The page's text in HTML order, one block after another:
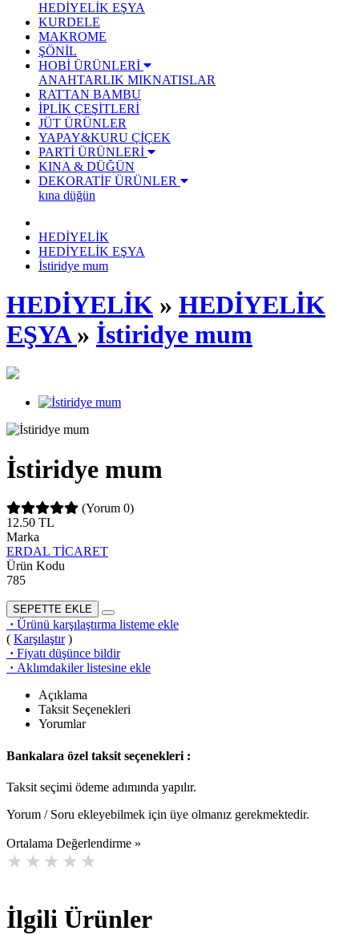
HEDİYELİK EŞYA
KURDELE
MAKROME
ŞÖNİL
HOBİ ÜRÜNLERİ
ANAHTARLIK MIKNATISLAR
RATTAN BAMBU
İPLİK ÇEŞİTLERİ
JÜT ÜRÜNLER
YAPAY&KURU ÇİÇEK
PARTİ ÜRÜNLERİ
KINA & DÜĞÜN
DEKORATİF ÜRÜNLER
kına düğün
HEDİYELİK
HEDİYELİK EŞYA
İstiridye mum
HEDİYELİK » HEDİYELİK
EŞYA» İstiridye mum
İstiridye mum
(Yorum 0)
12.50 TL
Marka
ERDAL TİCARET
Ürün Kodu
785
SEPETTE EKLE
· Ürünü karşılaştırma listeme ekle
( Karşılaştır)
· Fiyatı düşünce bildir
· Aklımdakiler listesine ekle
Açıklama
Taksit Seçenekleri
Yorumlar
Bankalara özel taksit seçenekleri :
Taksit seçimi ödeme adımında yapılır.
Yorum / Soru ekleyebilmek için üye olmanız gerekmektedir.
Ortalama Değerlendirme »
İlgili Ürünler